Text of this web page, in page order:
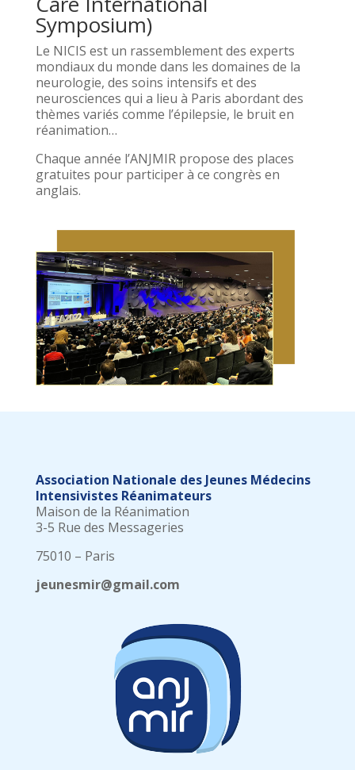
Symposium)
Le NICIS est un rassemblement des experts
mondiaux du monde dans les domaines de la
neurologie, des soins intensifs et des
neurosciences qui a lieu à Paris abordant des
thèmes variés comme l’épilepsie, le bruit en
réanimation…
Chaque année l’ANJMIR propose des places
gratuites pour participer à ce congrès en
anglais.
Association Nationale des Jeunes Médecins
Intensivistes Réanimateurs
Maison de la Réanimation
3-5 Rue des Messageries
75010 – Paris
jeunesmir@gmail.com